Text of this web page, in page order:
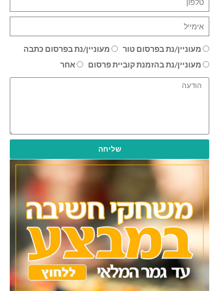
מעוניין/נת בפרסום טור
מעוניין/נת בפרסום כתבה
מעוניין/נת בהזמנת קוביית פרסום
אחר
שליחה